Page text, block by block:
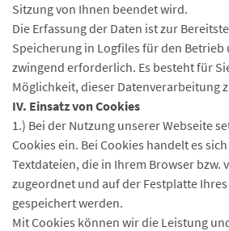
Sitzung von Ihnen beendet wird.
Die Erfassung der Daten ist zur
Speicherung in Logfiles für den Betrieb
zwingend erforderlich. Es besteht für
Möglichkeit, dieser Datenverarbeitung
IV. Einsatz von Cookies
1.) Bei der Nutzung unserer Webseite
Cookies ein. Bei Cookies handelt es
Textdateien, die in Ihrem Browser bzw.
zugeordnet und auf der Festplatte
gespeichert werden.
Mit Cookies können wir die Leistung